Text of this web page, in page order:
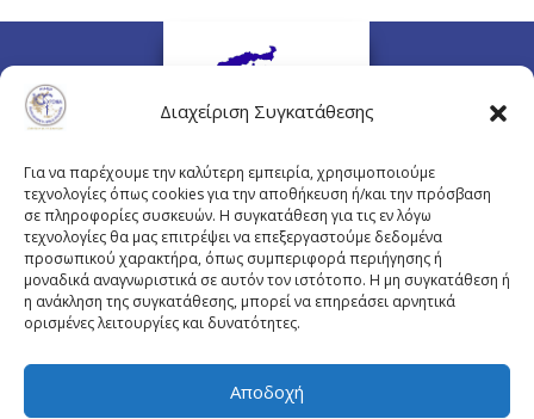
Διαχείριση Συγκατάθεσης
Για να παρέχουμε την καλύτερη εμπειρία, χρησιμοποιούμε
τεχνολογίες όπως cookies για την αποθήκευση ή/και την πρόσβαση
σε πληροφορίες συσκευών. Η συγκατάθεση για τις εν λόγω
τεχνολογίες θα μας επιτρέψει να επεξεργαστούμε δεδομένα
προσωπικού χαρακτήρα, όπως συμπεριφορά περιήγησης ή
μοναδικά αναγνωριστικά σε αυτόν τον ιστότοπο. Η μη συγκατάθεση ή
η ανάκληση της συγκατάθεσης, μπορεί να επηρεάσει αρνητικά
ορισμένες λειτουργίες και δυνατότητες.
Αποδοχή
Πλουτάρχου 3, 10675 Αθήνα
Email επικοινωνίας:pisinfo@pis.gr